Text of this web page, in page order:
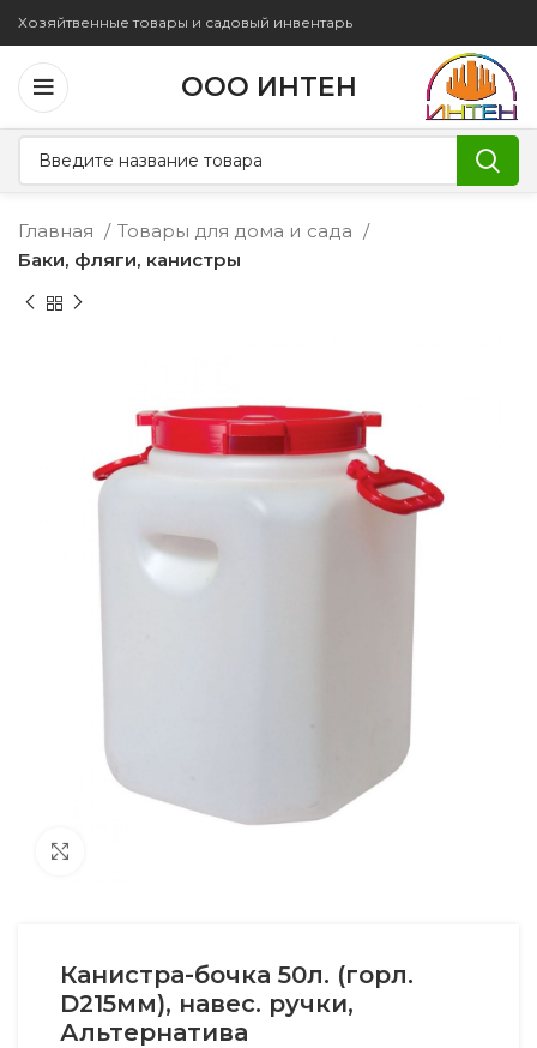
Хозяйтвенные товары и садовый инвентарь
ООО ИНТЕН
Главная
Товары для дома и сада
Баки, фляги, канистры
Канистра-бочка 50л. (горл.
D215мм), навес. ручки,
Альтернатива